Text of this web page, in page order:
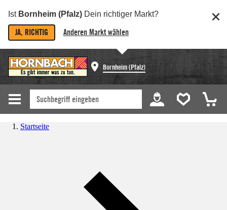
Ist Bornheim (Pfalz) Dein richtiger Markt?
JA, RICHTIG Anderen Markt wählen
Bornheim (Pfalz)
Startseite